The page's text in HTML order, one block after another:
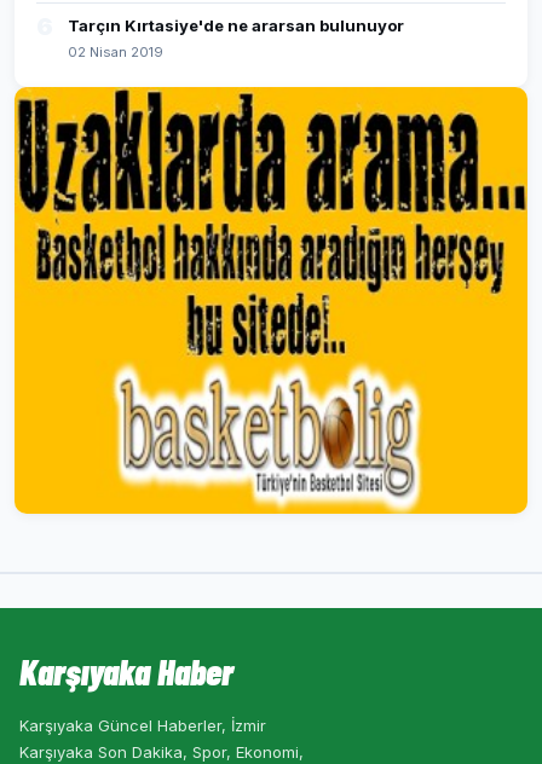
Tarçın Kırtasiye'de ne ararsan bulunuyor
02 Nisan 2019
Karşıyaka Haber
Karşıyaka Güncel Haberler, İzmir
Karşıyaka Son Dakika, Spor, Ekonomi,